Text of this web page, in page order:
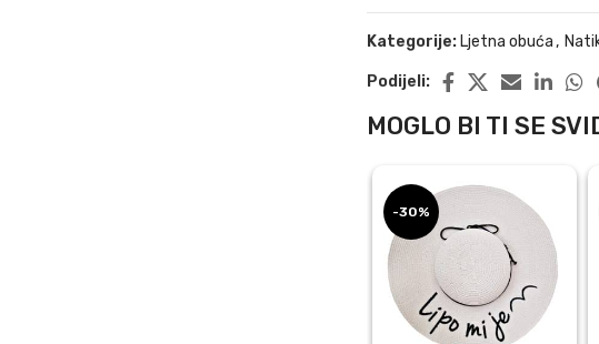
Kategorije: Ljetna obuća,
Podijeli:
MOGLO BI TI SE
-30%